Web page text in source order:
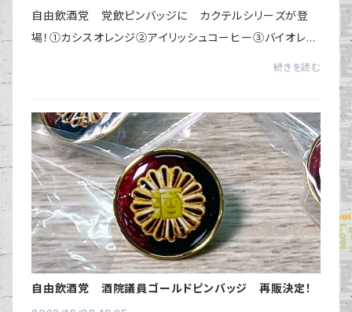
自由飲酒党 党飲ピンバッジに カクテルシリーズが登
場！①カシスオレンジ②アイリッシュコーヒー③バイオレッ
続きを読む
自由飲酒党 酒院議員ゴールドピンバッジ 再販決定！